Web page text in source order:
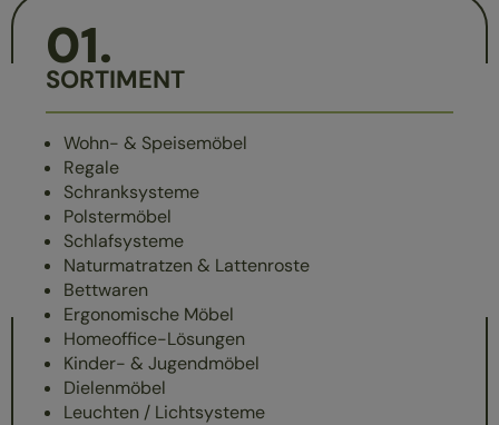
01.
SORTIMENT
Wohn- & Speisemöbel
Regale
Schranksysteme
Polstermöbel
Schlafsysteme
Naturmatratzen & Lattenroste
Bettwaren
Ergonomische Möbel
Homeoffice-Lösungen
Kinder- & Jugendmöbel
Dielenmöbel
Leuchten / Lichtsysteme